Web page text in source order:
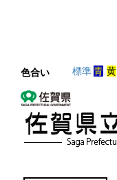
色合い 標準青 黄